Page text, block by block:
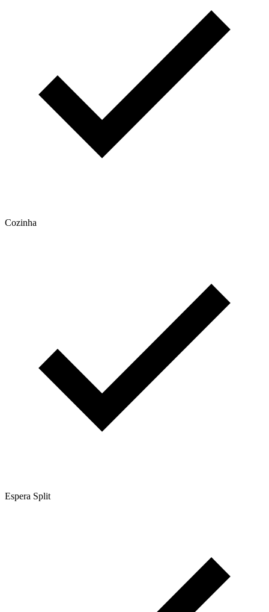
Cozinha
Espera Split